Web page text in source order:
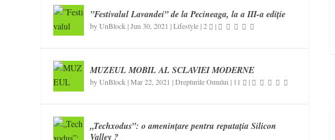
”Festivalul Lavandei” de la Pecineaga, la a III-a ediție
byUnBlock |Jun 30, 2021 |Lifestyle|2 |
MUZEUL MOBIL AL SCLAVIEI MODERNE
byUnBlock |Mar 22, 2021 |Drepturile Omului | 11 |
„Techxodus”: o amenințare pentru reputația Silicon
Valley ?